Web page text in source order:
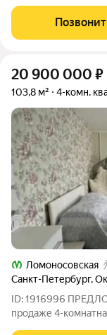
метро «Проспект
20 900 000 ₽
103,8 м² 4-комн.
Ломоносовская
Санкт-Петербург,
ID: 1916996
продаже 4-